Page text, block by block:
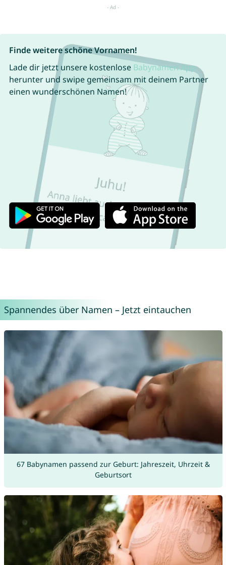
Finde weitere schöne Vornamen!
Lade dir jetzt unsere kostenlose Babynamen App
herunter und swipe gemeinsam mit deinem Partner
einen wunderschönen Namen!
Spannendes über Namen – Jetzt eintauchen
67 Babynamen passend zur Geburt: Jahreszeit, Uhrzeit &
Geburtsort